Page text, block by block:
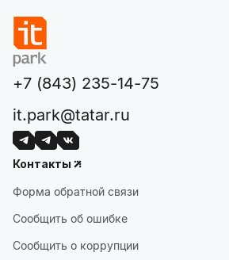
+7 (843) 235-14-75
it.park@tatar.ru
Контакты
Форма обратной связи
Сообщить об ошибке
Сообщить о коррупции